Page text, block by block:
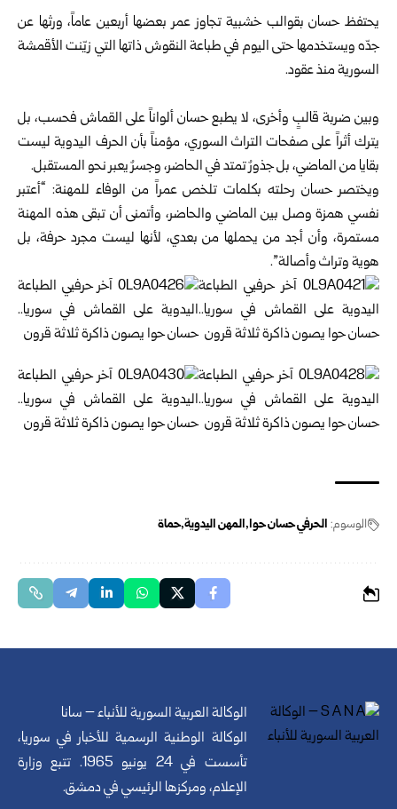
يحتفظ حسان بقوالب خشبية تجاوز عمر بعضها أربعين عاماً، ورثها عن
جدّه ويستخدمها حتى اليوم في طباعة النقوش ذاتها التي زيّنت الأقمشة
السورية منذ عقود.
وبين ضربة قالبٍ وأخرى، لا يطبع حسان ألواناً على القماش فحسب، بل
يترك أثراً على صفحات التراث السوري، مؤمناً بأن الحرف اليدوية ليست
بقايا من الماضي، بل جذورٌ تمتد في الحاضر، وجسرٌ يعبر نحو المستقبل.
ويختصر حسان رحلته بكلمات تلخص عمراً من الوفاء للمهنة: “أعتبر
نفسي همزة وصل بين الماضي والحاضر، وأتمنى أن تبقى هذه المهنة
مستمرة، وأن أجد من يحملها من بعدي، لأنها ليست مجرد حرفة، بل
هوية وتراث وأصالة”.
الوسوم: الحرفي حسان حوا المهن اليدوية حماة
الوكالة العربية السورية للأنباء – سانا
الوكالة الوطنية الرسمية للأخبار في سوريا،
تأسست في 24 يونيو 1965. تتبع وزارة
الإعلام، ومركزها الرئيسي في دمشق.